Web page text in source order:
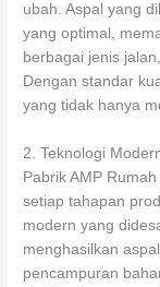
ubah. Aspal yang
yang optimal,
berbagai jenis
Dengan standar
yang tidak hanya
2. Teknologi
Pabrik AMP
setiap tahapan
modern yang
menghasilkan
pencampuran